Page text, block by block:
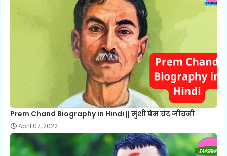
Prem Chand Biography in Hindi || मुंशी प्रेम चंद जीवनी
April 07, 2022